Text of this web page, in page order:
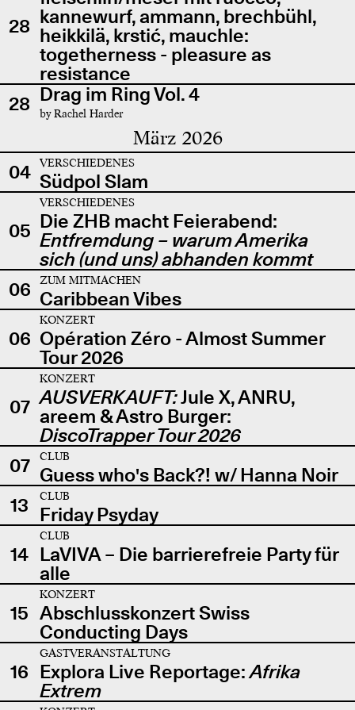
28 kannewurf, ammann, brechbühl,
heikkilä, krstić, mauchle:
togetherness - pleasure as
resistance
28 Drag im Ring Vol. 4
by Rachel Harder
März 2026
04 VERSCHIEDENES
Südpol Slam
05
VERSCHIEDENES
Die ZHB macht Feierabend:
Entfremdung – warum Amerika
sich (und uns) abhanden kommt
06
ZUM MITMACHEN
Caribbean Vibes
06
KONZERT
Opération Zéro - Almost Summer
Tour 2026
07
KONZERT
AUSVERKAUFT:Jule X, ANRU,
areem & Astro Burger:
DiscoTrapper Tour 2026
07
CLUB
Guess who's Back?! w/ Hanna Noir
13
CLUB
Friday Psyday
14
CLUB
LaVIVA – Die barrierefreie Party für
alle
15
KONZERT
Abschlusskonzert Swiss
Conducting Days
16
GASTVERANSTALTUNG
Explora Live Reportage:Afrika
Extrem